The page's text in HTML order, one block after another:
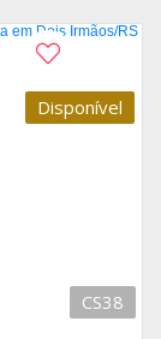
Disponível
CS38